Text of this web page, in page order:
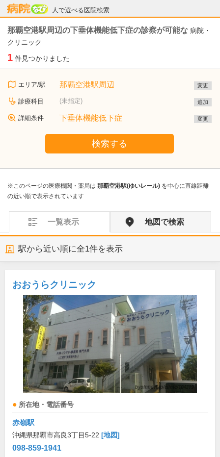
人で選べる医院検索
病院なび
那覇空港駅周辺の下垂体機能低下症の診察が可能な 病院・
クリニック
1 件見つかりました
エリア/駅 那覇空港駅周辺 変更
診療科目 (未指定) 追加
詳細条件 下垂体機能低下症 変更
検索する
※このページの医療機関・薬局は 那覇空港駅(ゆいレール) を中心に直線距離
の近い順で表示されています
一覧表示 地図で検索
駅から近い順に全1件を表示
おおうらクリニック
所在地・電話番号
赤嶺駅
沖縄県那覇市高良3丁目5-22 [地図]
098-859-1941